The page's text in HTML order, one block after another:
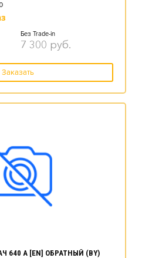
Без Trade-in
7 300 руб.
Заказать
АЧ 640 А [EN] ОБРАТНЫЙ (BY)